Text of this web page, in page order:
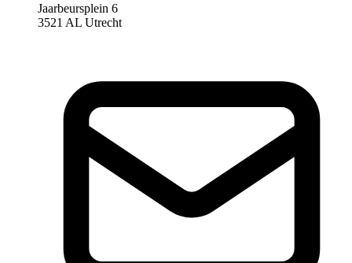
Jaarbeursplein 6
3521 AL Utrecht